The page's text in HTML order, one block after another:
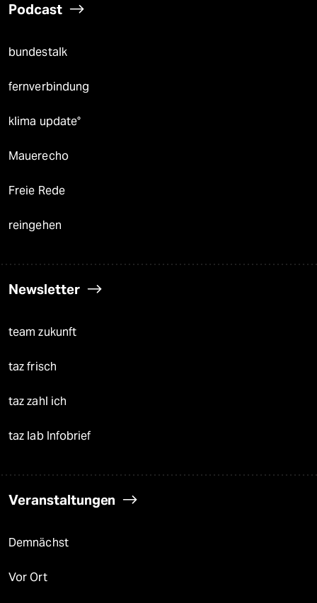
Podcast
bundestalk
fernverbindung
klima update°
Mauerecho
Freie Rede
reingehen
Newsletter
team zukunft
taz frisch
taz zahl ich
taz lab Infobrief
Veranstaltungen
Demnächst
Vor Ort